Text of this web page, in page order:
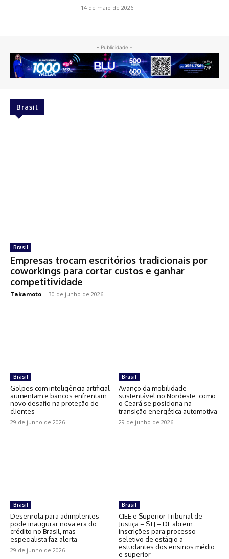
14 de maio de 2026
- Publicidade -
Brasil
Brasil
Empresas trocam escritórios tradicionais por
coworkings para cortar custos e ganhar
competitividade
Takamoto - 30 de junho de 2026
Brasil
Golpes com inteligência artificial
aumentam e bancos enfrentam
novo desafio na proteção de
clientes
29 de junho de 2026
Brasil
Avanço da mobilidade
sustentável no Nordeste: como
o Ceará se posiciona na
transição energética automotiva
29 de junho de 2026
Brasil
Desenrola para adimplentes
pode inaugurar nova era do
crédito no Brasil, mas
especialista faz alerta
29 de junho de 2026
Brasil
CIEE e Superior Tribunal de
Justiça – STJ – DF abrem
inscrições para processo
seletivo de estágio a
estudantes dos ensinos médio
e superior